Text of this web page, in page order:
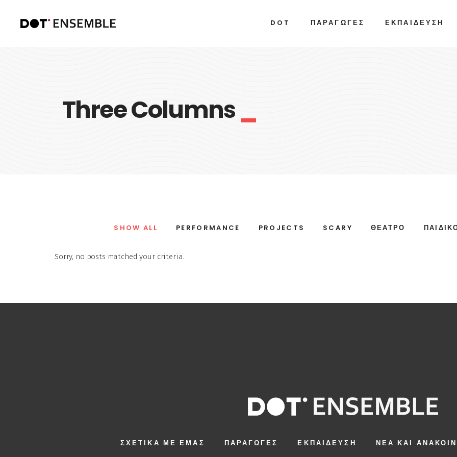
DOT ΠΑΡΑΓΩΓΈΣ ΕΚΠΑΊΔΕΥΣΗ
Three Columns_
SHOW ALL PERFORMANCE PROJECTS SCARY ΘΈΑΤΡΟ
Sorry, no posts matched your criteria.
ΣΧΕΤΙΚΆ ΜΕ ΕΜΆΣ ΠΑΡΑΓΩΓΈΣ ΕΚΠΑΊΔΕΥΣΗ ΝΈΑ ΚΑΙ